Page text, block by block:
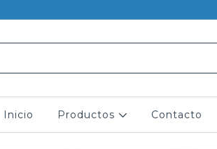
Inicio Productos Contacto